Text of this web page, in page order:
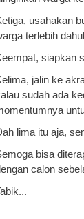
usahakan
terlebih
siapkan
jalin ke
sudah ada
lima itu aja,
bisa
calon